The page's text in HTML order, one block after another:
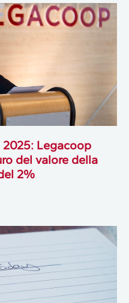
Legacoop
del valore della
2%